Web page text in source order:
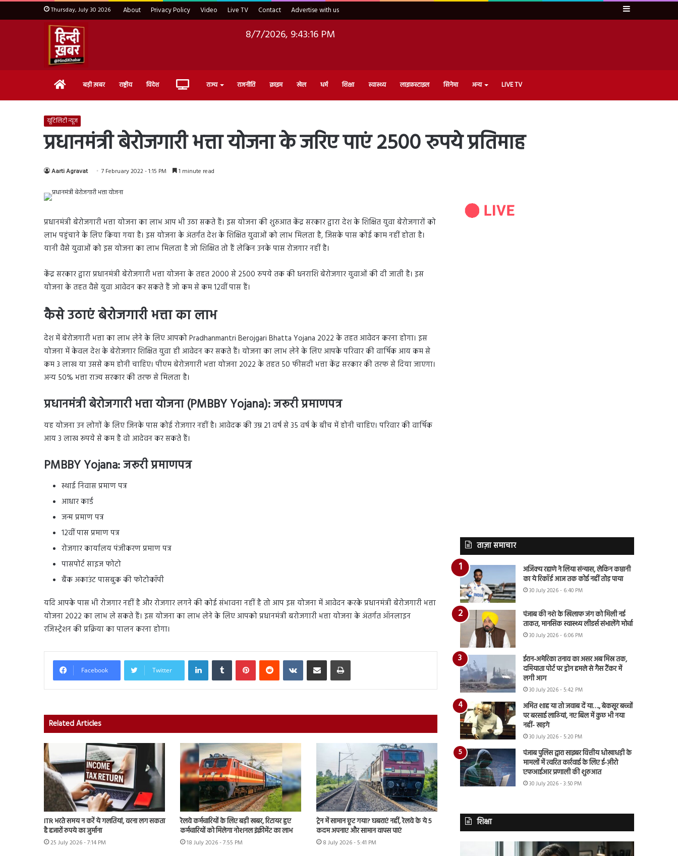
Thursday, July 30 2026 About Privacy Policy Video Live TV Contact Advertise with us Sidebar
8/7/2026, 9:43:17 PM
Home बड़ी ख़बर राष्ट्रीय विदेश Live राज्य राजनीति क्राइम खेल धर्म शिक्षा स्वास्थ्य लाइफ़स्टाइल सिनेमा अन्य LIVE TV
यूटिलिटी न्यूज
प्रधानमंत्री बेरोजगारी भत्ता योजना के जरिए पाएं 2500 रुपये प्रतिमाह
Aarti Agravat 7 February 2022 - 1:15 PM 1 minute read
प्रधानमंत्री बेरोजगारी भत्ता योजना का लाभ आप भी उठा सकते हैं। इस योजना की शुरुआत केंद्र सरकार द्वारा देश के शिक्षित युवा बेरोजगारों को
लाभ पहुंचाने के लिए किया गया है। इस योजना के अंतर्गत देश के शिक्षित युवाओं को लाभ मिलता है, जिसके पास कोई काम नहीं होता है।
यानी वैसे युवाओं को इस योजना का लाभ मिलता है जो शिक्षित तो हैं लेकिन उनके पास रोजगार नहीं है।
केंद्र सरकार द्वारा प्रधानमंत्री बेरोजगारी भत्ता योजना के तहत 2000 से 2500 रुपये तक की धनराशि बेरोजगार युवाओं की दी जाती है। इस
योजना के तहत वैसे युवा आवेदन कर सकते हैं जो कम से कम 12वीं पास हैं।
कैसे उठाएं बेरोजगारी भत्ता का लाभ
देश में बेरोजगारी भत्ता का लाभ लेने के लिए आपको Pradhanmantri Berojgari Bhatta Yojana 2022 के तहत आवेदन करना होगा। इस
योजना में केवल देश के बेरोजगार शिक्षित युवा ही आवेदन कर सकते हैं। योजना का लाभ लेने के लिए आपके परिवार की वार्षिक आय कम से
कम 3 लाख या उससे कम होनी चाहिए। पीएम बेरोजगारी भत्ता योजना 2022 के तहत 50 फीसदी भत्ता केंद्र सरकार की तरफ से दिया जाएगा।
अन्य 50% भत्ता राज्य सरकार की तरफ से मिलता है।
प्रधानमंत्री बेरोजगारी भत्ता योजना (PMBBY Yojana): जरूरी प्रमाणपत्र
यह योजना उन लोगों के लिए जिनके पास कोई रोजगार नहीं है। आवेदक की उम्र 21 वर्ष से 35 वर्ष के बीच में होनी चाहिए। परिवार की वार्षिक
आय 3 लाख रूपये से कम है वो आदेवन कर सकते हैं।
PMBBY Yojana: जरूरी प्रमाणपत्र
स्थाई निवास प्रमाण पत्र
आधार कार्ड
जन्म प्रमाण पत्र
12वीं पास प्रमाण पत्र
रोजगार कार्यालय पंजीकरण प्रमाण पत्र
पासपोर्ट साइज फोटो
बैंक अकाउंट पासबुक की फोटोकॉपी
यदि आपके पास भी रोजगार नहीं है और रोजगार लगने की कोई संभावना नहीं है तो आप इस योजना में आवेदन करके प्रधानमंत्री बेरोजगारी भत्ता
योजना 2022 का लाभ ले सकते हैं। इस योजना का लाभ लेने के लिए आपको प्रधानमंत्री बरोजगारी भत्ता योजना के अंतर्गत ऑनलाइन
रजिस्ट्रेशन की प्रक्रिया का पालन करना होगा।
Facebook Twitter
LinkedInTumblr PinterestReddit VKontakteShare via Email Print
Related Articles
ITR भरते समय न करें ये गलतियां, वरना लग सकता
है हजारों रुपये का जुर्माना
25 July 2026 - 7:14 PM
रेलवे कर्मचारियों के लिए बड़ी खबर, रिटायर हुए
कर्मचारियों को मिलेगा नोशनल इंक्रीमेंट का लाभ
18 July 2026 - 7:55 PM
ट्रेन में सामान छूट गया? घबराएं नहीं, रेलवे के ये 5
कदम अपनाए और सामान वापस पाएं
8 July 2026 - 5:41 PM
ताज़ा समाचार
अजिंक्य रहाणे ने लिया संन्यास, लेकिन कप्तानी
का ये रिकॉर्ड आज तक कोई नहीं तोड़ पाया
30 July 2026 - 6:40 PM
पंजाब की नशे के खिलाफ जंग को मिली नई
ताकत, मानसिक स्वास्थ्य लीडर्स संभालेंगे मोर्चा
30 July 2026 - 6:06 PM
ईरान-अमेरिका तनाव का असर अब मिस्र तक,
दमियाता पोर्ट पर ड्रोन हमले से गैस टैंकर में
लगी आग
30 July 2026 - 5:42 PM
अमित शाह या तो जवाब दें या…., बेकसूर बच्चों
पर बरसाई लाठियां, नए बिल में कुछ भी नया
नहीं- खड़गे
30 July 2026 - 5:20 PM
पंजाब पुलिस द्वारा साइबर वित्तीय धोखाधड़ी के
मामलों में त्वरित कार्रवाई के लिए ई-ज़ीरो
एफआईआर प्रणाली की शुरुआत
30 July 2026 - 3:50 PM
शिक्षा